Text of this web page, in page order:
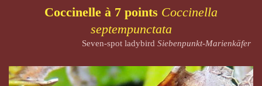
Coccinelle à 7 points Coccinella
septempunctata
Seven-spot ladybird Siebenpunkt-Marienkäfer